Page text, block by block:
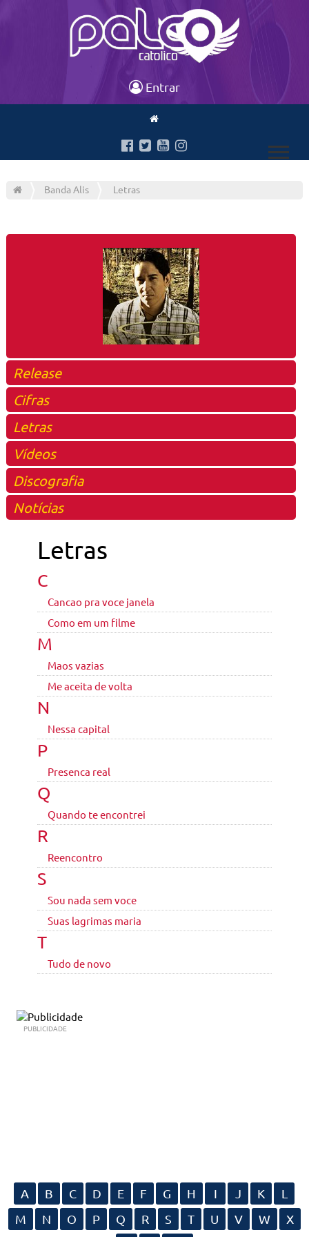
Entrar
Banda Alis Letras
Release
Cifras
Letras
Vídeos
Discografia
Notícias
Letras
C
Cancao pra voce janela
Como em um filme
M
Maos vazias
Me aceita de volta
N
Nessa capital
P
Presenca real
Q
Quando te encontrei
R
Reencontro
S
Sou nada sem voce
Suas lagrimas maria
T
Tudo de novo
PUBLICIDADE
A B C D E F G H I J K
L
M
N O P Q R S T U V W
X